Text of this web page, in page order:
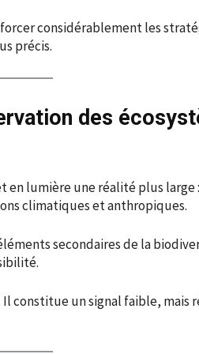
considérablement les
précis.
des
lumière une réalité plus large
climatiques et anthropiques.
secondaires de la
Il constitue un signal faible, mais